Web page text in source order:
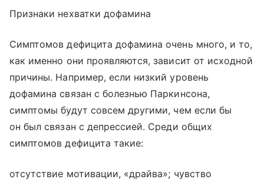
Признаки нехватки дофамина
Симптомов дефицита дофамина очень много, и то,
как именно они проявляются, зависит от исходной
причины. Например, если низкий уровень
дофамина связан с болезнью Паркинсона,
симптомы будут совсем другими, чем если бы
он был связан с депрессией. Среди общих
симптомов дефицита такие:
отсутствие мотивации, «драйва»; чувство